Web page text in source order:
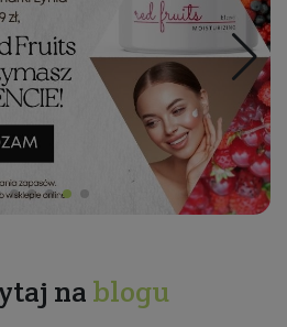
na blogu